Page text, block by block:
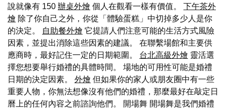
說就像有 150 辦桌外燴 個人在觀看一樣有價值。 下午茶外
燴 除了你自己之外，你從「體驗蛋糕」中切掉多少人是你
的決定。
自助餐外燴 它提請人們注意可能的生活方式風險
因素，並提出消除這些因素的建議。 在聯繫場館和主要供
應商時，最好記住一定的日期範圍。 台北高級外燴 靈活選
擇您想要舉行婚禮的具體時間。 場地的可用性可能是婚禮
日期的決定因素。 外燴 但如果你的家人或朋友圈中有一些
重要人物，你無法想像沒有他們的婚禮，那麼最好在敲定日
曆上的任何內容之前諮詢他們。 開場舞 開場舞是我們婚禮